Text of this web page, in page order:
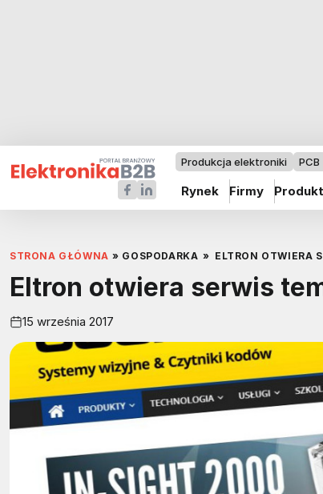
Produkcja elektroniki PCB
Rynek Firmy
STRONA GŁÓWNA » GOSPODARKA » ELTRON OTWIERA
Eltron otwiera serwis
15 września 2017